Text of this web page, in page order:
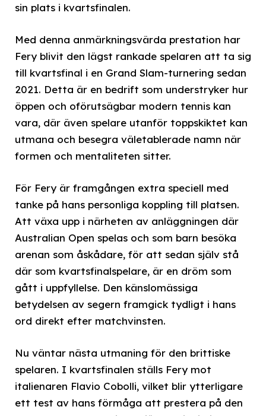
sin plats i kvartsfinalen.
Med denna anmärkningsvärda prestation har
Fery blivit den lägst rankade spelaren att ta sig
till kvartsfinal i en Grand Slam-turnering sedan
2021. Detta är en bedrift som understryker hur
öppen och oförutsägbar modern tennis kan
vara, där även spelare utanför toppskiktet kan
utmana och besegra väletablerade namn när
formen och mentaliteten sitter.
För Fery är framgången extra speciell med
tanke på hans personliga koppling till platsen.
Att växa upp i närheten av anläggningen där
Australian Open spelas och som barn besöka
arenan som åskådare, för att sedan själv stå
där som kvartsfinalspelare, är en dröm som
gått i uppfyllelse. Den känslomässiga
betydelsen av segern framgick tydligt i hans
ord direkt efter matchvinsten.
Nu väntar nästa utmaning för den brittiske
spelaren. I kvartsfinalen ställs Fery mot
italienaren Flavio Cobolli, vilket blir ytterligare
ett test av hans förmåga att prestera på den